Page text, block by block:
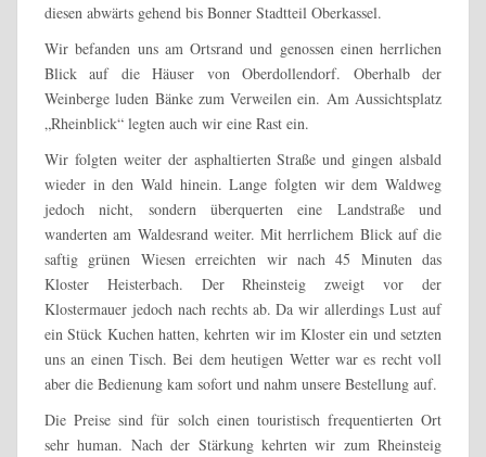
diesen abwärts gehend bis Bonner Stadtteil Oberkassel.
Wir befanden uns am Ortsrand und genossen einen herrlichen
Blick auf die Häuser von Oberdollendorf. Oberhalb der
Weinberge luden Bänke zum Verweilen ein. Am Aussichtsplatz
„Rheinblick“ legten auch wir eine Rast ein.
Wir folgten weiter der asphaltierten Straße und gingen alsbald
wieder in den Wald hinein. Lange folgten wir dem Waldweg
jedoch nicht, sondern überquerten eine Landstraße und
wanderten am Waldesrand weiter. Mit herrlichem Blick auf die
saftig grünen Wiesen erreichten wir nach 45 Minuten das
Kloster Heisterbach. Der Rheinsteig zweigt vor der
Klostermauer jedoch nach rechts ab. Da wir allerdings Lust auf
ein Stück Kuchen hatten, kehrten wir im Kloster ein und setzten
uns an einen Tisch. Bei dem heutigen Wetter war es recht voll
aber die Bedienung kam sofort und nahm unsere Bestellung auf.
Die Preise sind für solch einen touristisch frequentierten Ort
sehr human. Nach der Stärkung kehrten wir zum Rheinsteig